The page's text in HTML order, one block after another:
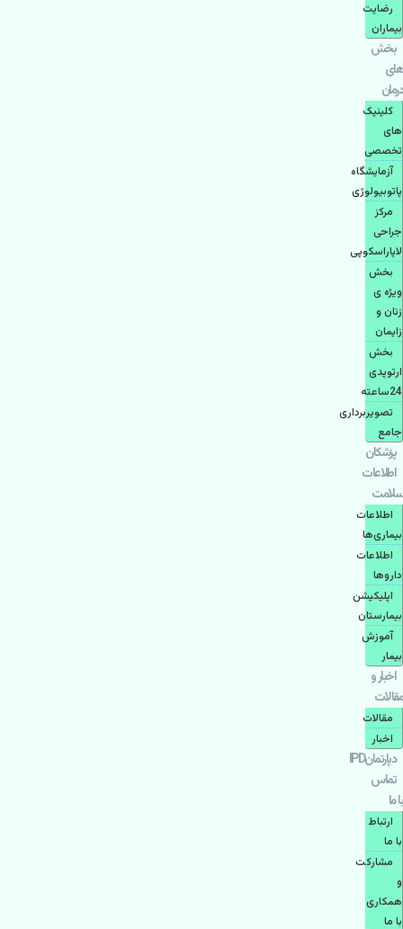
رضایت
بیماران
بخش
های
درمان
کلینیک
های
تخصصی
آزمایشگاه
پاتوبیولوژی
مرکز
جراحی
لاپاراسکوپی
بخش
ویژه ی
زنان و
زایمان
بخش
ارتوپدی
24ساعته
تصویربرداری
جامع
پزشكان
اطلاعات
سلامت
اطلاعات
بیماری‌ها
اطلاعات
دارو‌ها
اپليكيشن
بيمارستان
آموزش
بیمار
اخبار و
مقالات
مقالات
اخبار
دپارتمانIPD
تماس
با ما
ارتباط
با ما
مشاركت
و
همكاری
با ما